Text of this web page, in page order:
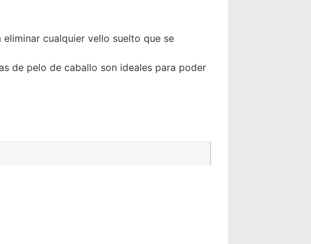
cualquier vello suelto que se
de pelo de caballo son ideales para poder